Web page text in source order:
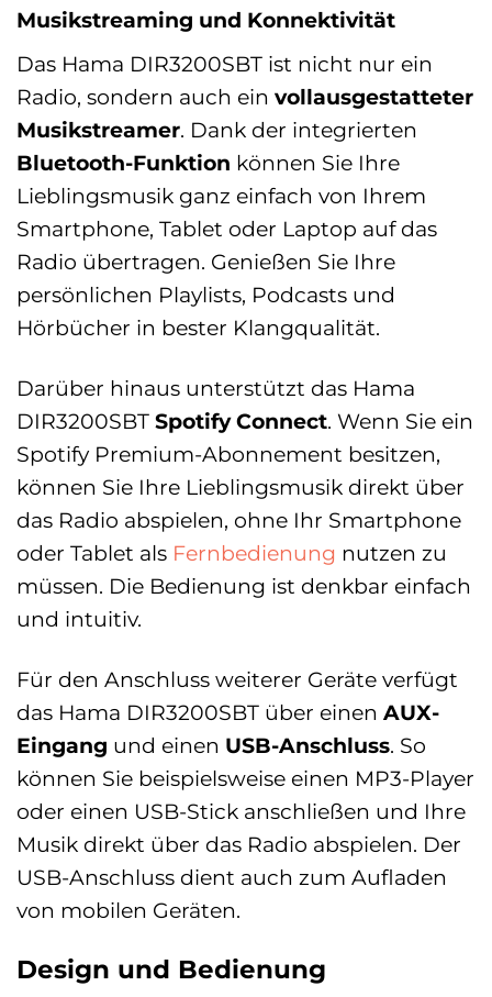
Musikstreaming und Konnektivität
Das Hama DIR3200SBT ist nicht nur ein
Radio, sondern auch ein vollausgestatteter
Musikstreamer. Dank der integrierten
Bluetooth-Funktion können Sie Ihre
Lieblingsmusik ganz einfach von Ihrem
Smartphone, Tablet oder Laptop auf das
Radio übertragen. Genießen Sie Ihre
persönlichen Playlists, Podcasts und
Hörbücher in bester Klangqualität.
Darüber hinaus unterstützt das Hama
DIR3200SBT Spotify Connect. Wenn Sie ein
Spotify Premium-Abonnement besitzen,
können Sie Ihre Lieblingsmusik direkt über
das Radio abspielen, ohne Ihr Smartphone
oder Tablet als Fernbedienung nutzen zu
müssen. Die Bedienung ist denkbar einfach
und intuitiv.
Für den Anschluss weiterer Geräte verfügt
das Hama DIR3200SBT über einen AUX-
Eingang und einen USB-Anschluss. So
können Sie beispielsweise einen MP3-Player
oder einen USB-Stick anschließen und Ihre
Musik direkt über das Radio abspielen. Der
USB-Anschluss dient auch zum Aufladen
von mobilen Geräten.
Design und Bedienung